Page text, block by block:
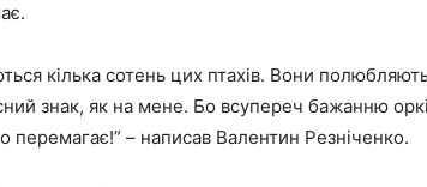
кілька сотень цих птахів. Вони
знак, як на мене. Бо всупереч бажанню
– написав Валентин Резніченко.